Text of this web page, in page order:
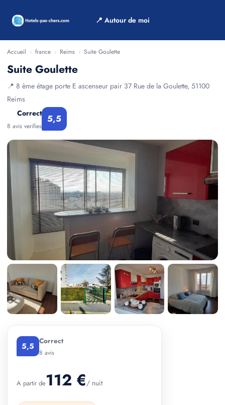
📍 Autour de moi
Accueil › france › Reims › Suite Goulette
Suite Goulette
📍 8 ème étage porte E ascenseur pair 37 Rue de la Goulette, 51100
Reims
Correct
8 avis verifies
5,5
5,5 Correct
8 avis
A partir de112 €/ nuit